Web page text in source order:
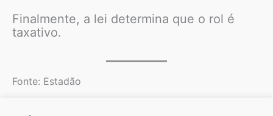
Finalmente, a lei determina que o rol é
taxativo.
Fonte: Estadão